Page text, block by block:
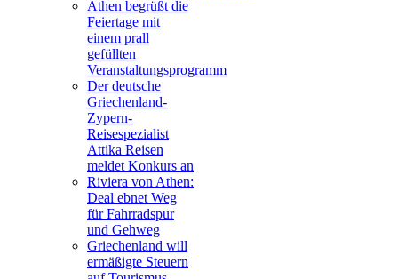
Athen begrüßt die
Feiertage mit
einem prall
gefüllten
Veranstaltungsprogramm
Der deutsche
Griechenland-
Zypern-
Reisespezialist
Attika Reisen
meldet Konkurs an
Riviera von Athen:
Deal ebnet Weg
für Fahrradspur
und Gehweg
Griechenland will
ermäßigte Steuern